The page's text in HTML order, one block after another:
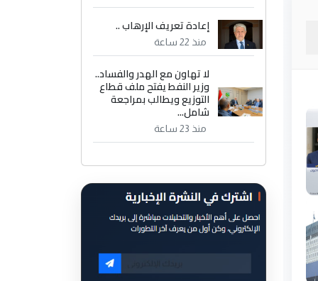
إعادة تعريف الإرهاب ..
منذ 22 ساعة
لا تهاون مع الهدر والفساد..
وزير النفط يفتح ملف قطاع
التوزيع ويطالب بمراجعة
شامل...
منذ 23 ساعة